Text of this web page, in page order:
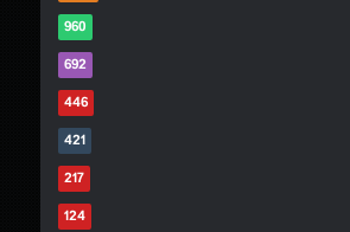
960
692
446
421
217
124